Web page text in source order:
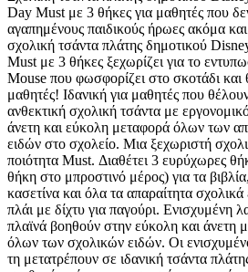
Day Must με 3 θήκες για μαθητές που
αγαπημένους παιδικούς ήρωες ακόμα
σχολική τσάντα πλάτης δημοτικού
Must με 3 θήκες ξεχωρίζει για το
Mouse που φωσφορίζει στο σκοτάδι και
μαθητές! Ιδανική για μαθητές που
ανθεκτική σχολική τσάντα με
άνετη και εύκολη μεταφορά όλων των
ειδών στο σχολείο. Μια ξεχωριστή
ποιότητα Must. Διαθέτει 3 ευρύχωρες
θήκη στο μπροστινό μέρος) για τα
κασετίνα και όλα τα απαραίτητα
πλάι με δίχτυ για παγούρι. Ενισχυμένη
πλαϊνά βοηθούν στην εύκολη και άνετη
όλων των σχολικών ειδών. Οι
τη μετατρέπουν σε ιδανική τσάντα